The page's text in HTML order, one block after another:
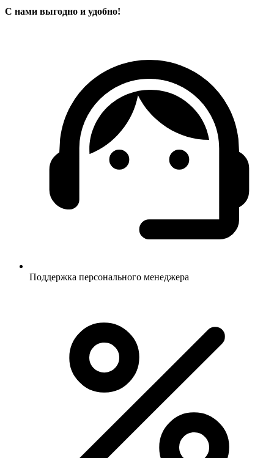
С нами выгодно и удобно!
Поддержка персонального менеджера